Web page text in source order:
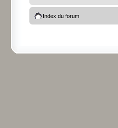
Index du forum